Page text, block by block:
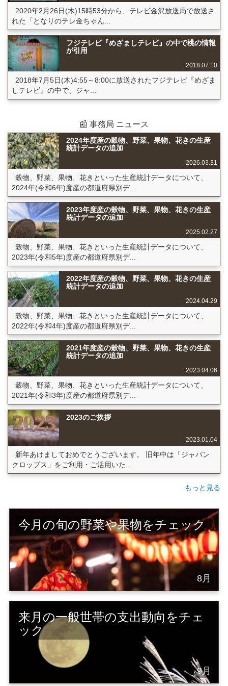
2020年2月26日(木)15時53分から、テレビ金沢放送局で放送さ
れた「となりのテレ金ちゃん...
フジテレビ『めざましテレビ』の中で桃の情報
が引用
2018.07.10
2018年7月5日(木)4:55～8:00に放送されたフジテレビ『めざま
しテレビ』の中で、ジャ...
📰 事務局 ニュース
2024年度産の穀物、野菜、果物、花きの生産
統計データの追加
2026.03.31
穀物、野菜、果物、花きといった生産統計データについて、
2024年(令和6年)度産の都道府県別デ...
2023年度産の穀物、野菜、果物、花きの生産
統計データの追加
2025.02.27
穀物、野菜、果物、花きといった生産統計データについて、
2023年(令和5年)度産の都道府県別デ...
2022年度産の穀物、野菜、果物、花きの生産
統計データの追加
2024.04.29
穀物、野菜、果物、花きといった生産統計データについて、
2022年(令和4年)度産の都道府県別デ...
2021年度産の穀物、野菜、果物、花きの生産
統計データの追加
2023.04.06
穀物、野菜、果物、花きといった生産統計データについて、
2021年(令和3年)度産の都道府県別デ...
2023のご挨拶
2023.01.04
新年あけましておめでとうございます。 旧年中は「ジャパン
クロップス」をご利用・ご活用いた...
もっと見る
今月の旬の野菜や果物をチェック
8月
来月の一般世帯の支出動向をチェ
ック
9月